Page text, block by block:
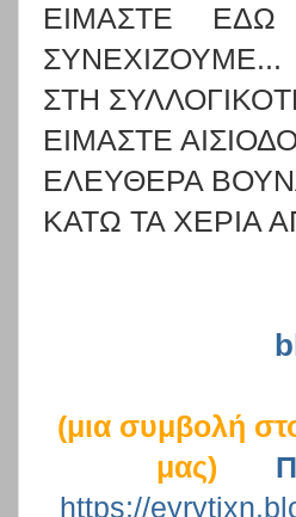
ΕΙΜΑΣΤΕ
ΣΥΝΕΧΙΖΟΥΜΕ...
ΣΤΗ
ΕΙΜΑΣΤΕ
ΕΛΕΥΘΕΡΑ
ΚΑΤΩ ΤΑ ΧΕΡΙΑ
(μια συμβολή
μας)
https://